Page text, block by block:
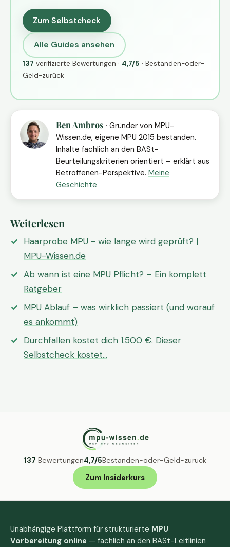
Zum Selbstcheck
Alle Guides ansehen
137 verifizierte Bewertungen · 4,7/5 · Bestanden-oder-
Geld-zurück
Ben Ambros · Gründer von MPU-
Wissen.de, eigene MPU 2015 bestanden.
Inhalte fachlich an den BASt-
Beurteilungskriterien orientiert – erklärt aus
Betroffenen-Perspektive. Meine
Geschichte
Weiterlesen
Haarprobe MPU - wie lange wird geprüft? |
MPU-Wissen.de
Ab wann ist eine MPU Pflicht? – Ein komplett
Ratgeber
MPU Ablauf – was wirklich passiert (und worauf
es ankommt)
Durchfallen kostet dich 1.500 €. Dieser
Selbstcheck kostet…
137 Bewertungen4,7/5Bestanden-oder-Geld-zurück
Zum Insiderkurs
Unabhängige Plattform für strukturierte MPU
Vorbereitung online — fachlich an den BASt-Leitlinien